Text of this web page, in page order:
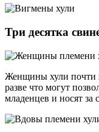
Три десятка
Женщины хули почти
разве что могут
младенцев и носят